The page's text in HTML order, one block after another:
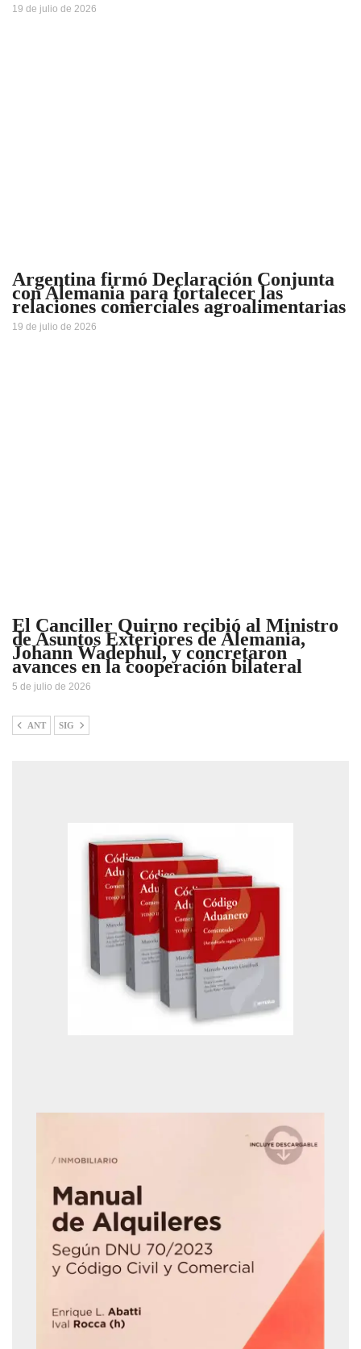
19 de julio de 2026
Argentina firmó Declaración Conjunta
con Alemania para fortalecer las
relaciones comerciales agroalimentarias
19 de julio de 2026
El Canciller Quirno recibió al Ministro
de Asuntos Exteriores de Alemania,
Johann Wadephul, y concretaron
avances en la cooperación bilateral
5 de julio de 2026
ANT SIG